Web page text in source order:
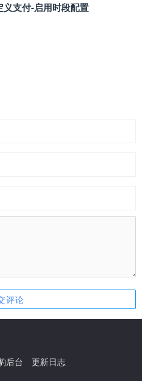
支付‑启用时段配置
后台 更新日志